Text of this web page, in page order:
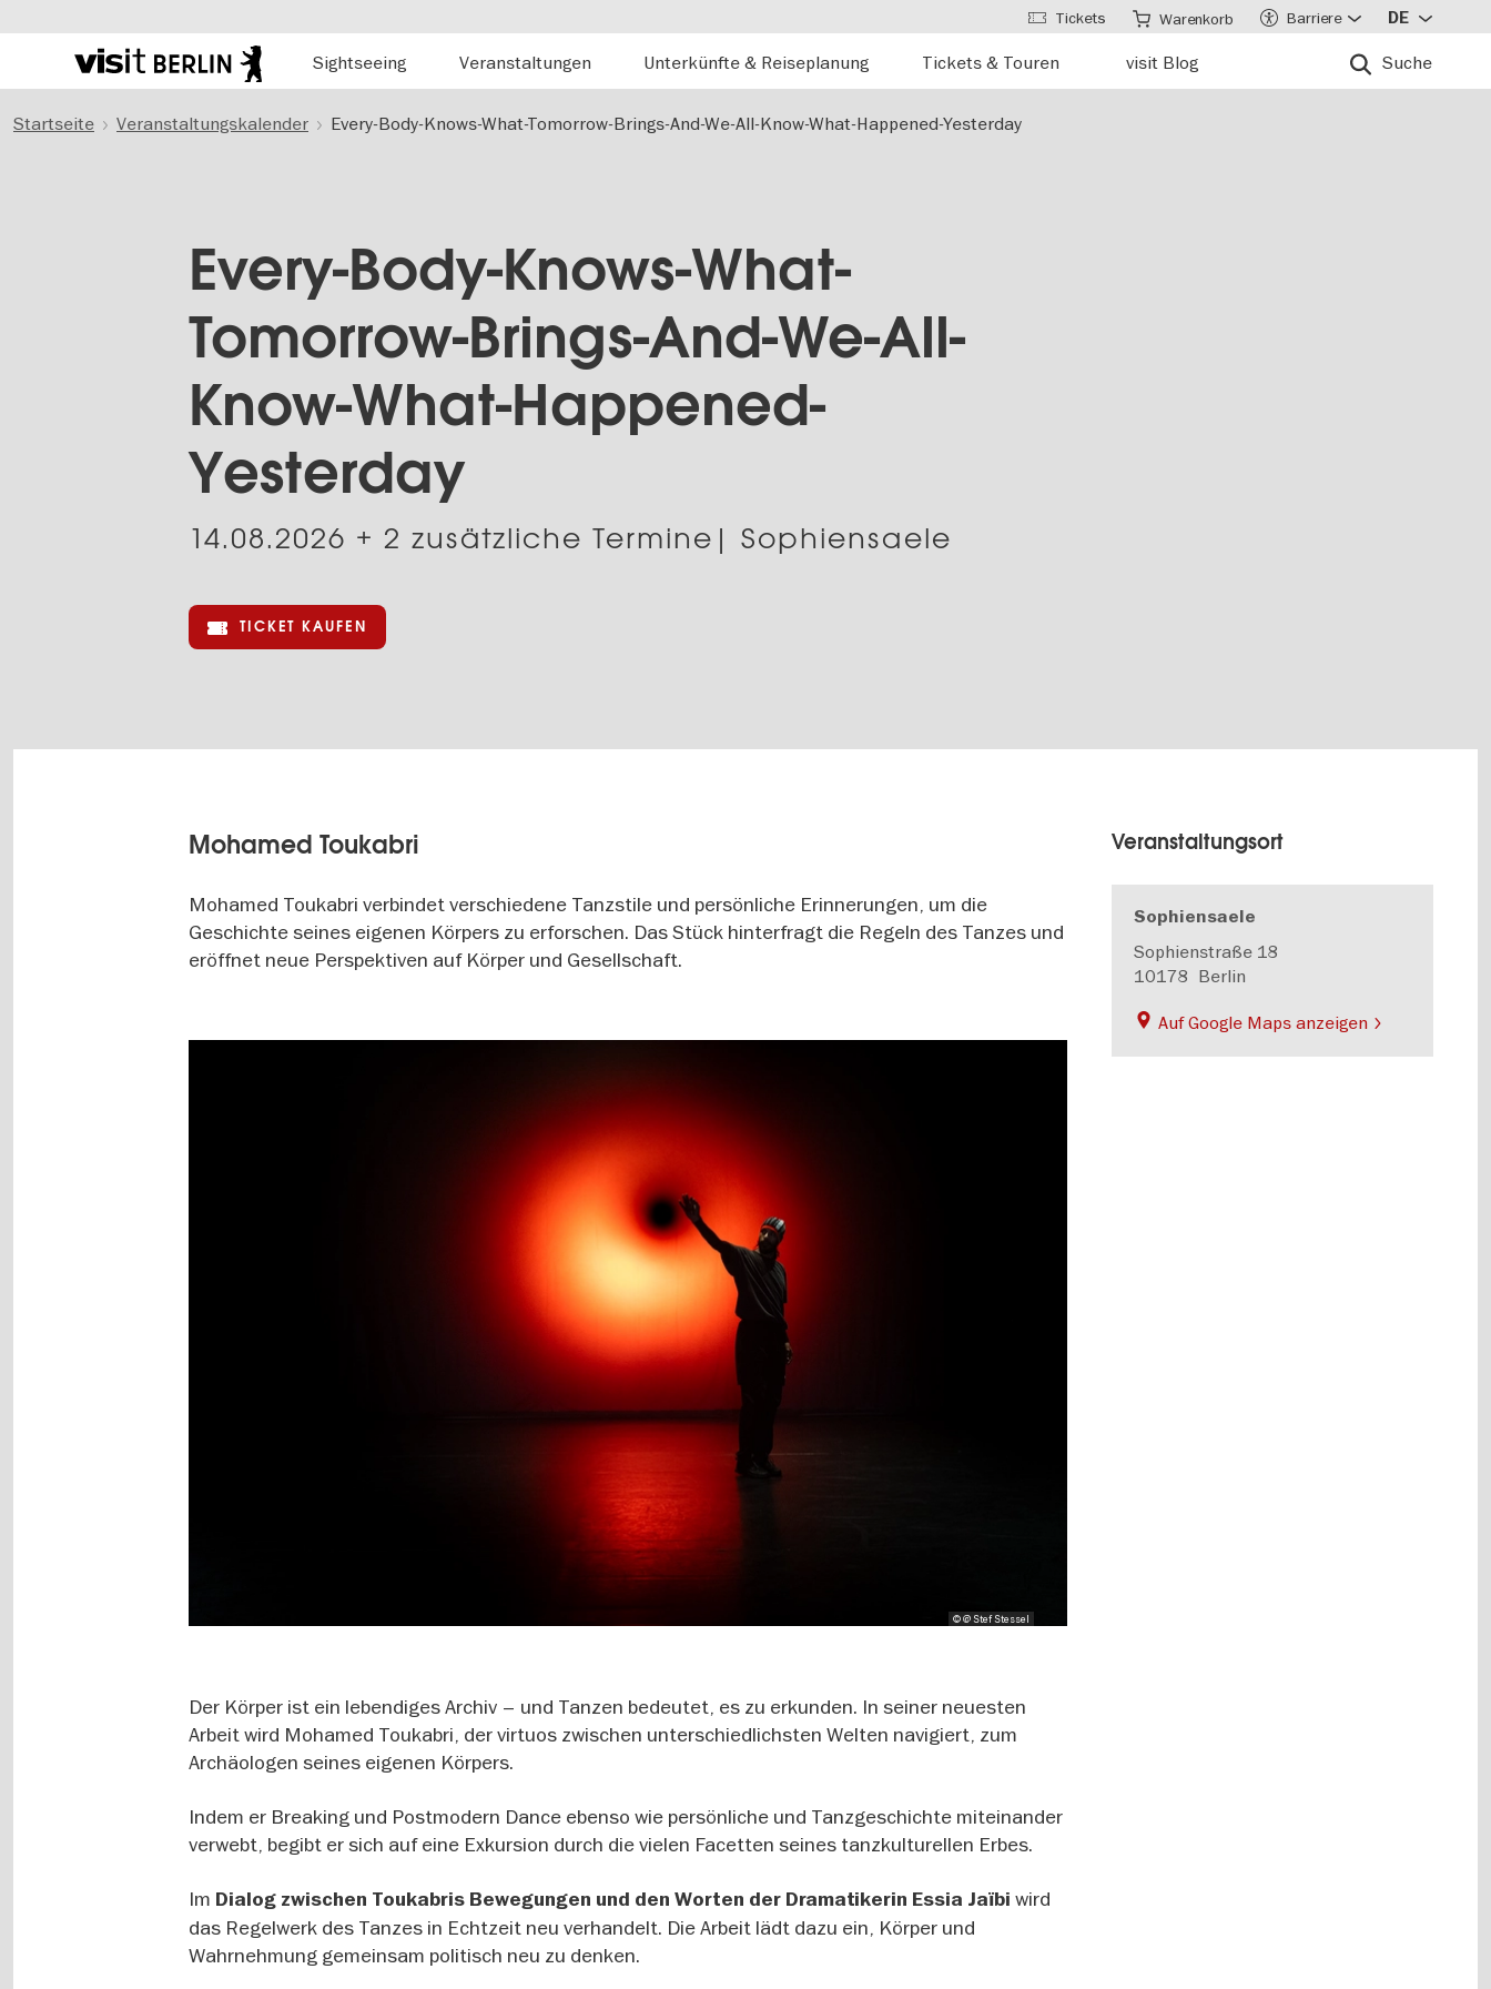
zum
Berlins
Tourismusportal
Sightseeing
Veranstaltungen Unterkünfte & Reiseplanung Tickets & Touren visit Blog Suche
Tickets Warenkorb Barriere DE
Startseite Veranstaltungskalender Every-Body-Knows-What-Tomorrow-Brings-And-We-All-Know-What-Happened-Yesterday
Every-Body-Knows-What-
Tomorrow-Brings-And-We-All-
Know-What-Happened-
Yesterday
14.08.2026 + 2 zusätzliche Termine| Sophiensaele
TICKET KAUFEN
Mohamed Toukabri
Mohamed Toukabri verbindet verschiedene Tanzstile und persönliche Erinnerungen, um die
Geschichte seines eigenen Körpers zu erforschen. Das Stück hinterfragt die Regeln des Tanzes und
eröffnet neue Perspektiven auf Körper und Gesellschaft.
© @ Stef Stessel
Veranstaltungsort
Sophiensaele
Sophienstraße 18
10178 Berlin
Auf Google Maps anzeigen
Der Körper ist ein lebendiges Archiv – und Tanzen bedeutet, es zu erkunden. In seiner neuesten
Arbeit wird Mohamed Toukabri, der virtuos zwischen unterschiedlichsten Welten navigiert, zum
Archäologen seines eigenen Körpers.
Indem er Breaking und Postmodern Dance ebenso wie persönliche und Tanzgeschichte miteinander
verwebt, begibt er sich auf eine Exkursion durch die vielen Facetten seines tanzkulturellen Erbes.
Im Dialog zwischen Toukabris Bewegungen und den Worten der Dramatikerin Essia Jaïbi wird
das Regelwerk des Tanzes in Echtzeit neu verhandelt. Die Arbeit lädt dazu ein, Körper und
Wahrnehmung gemeinsam politisch neu zu denken.